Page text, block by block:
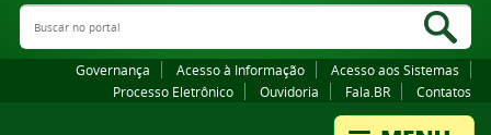
Canais
Buscar no portal
Governança Acesso à Informação
Acesso aos Sistemas
Processo Eletrônico
Ouvidoria Fala.BR Contatos